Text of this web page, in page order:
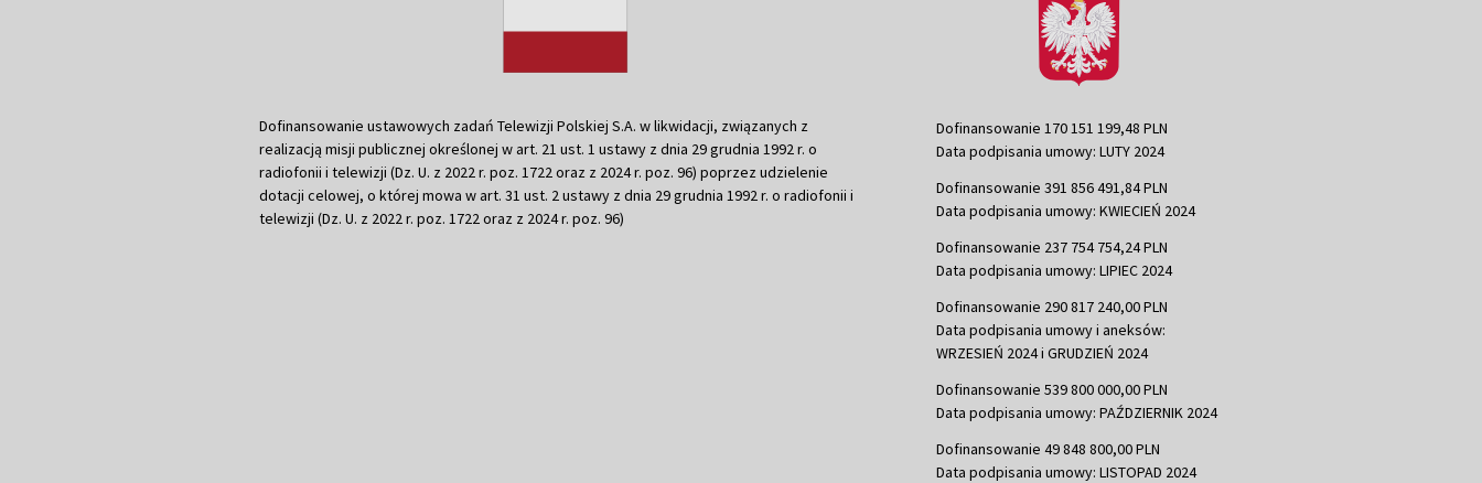
Dofinansowanie ustawowych zadań Telewizji Polskiej S.A. w likwidacji, związanych z
realizacją misji publicznej określonej w art. 21 ust. 1 ustawy z dnia 29 grudnia 1992 r. o
radiofonii i telewizji (Dz. U. z 2022 r. poz. 1722 oraz z 2024 r. poz. 96) poprzez udzielenie
dotacji celowej, o której mowa w art. 31 ust. 2 ustawy z dnia 29 grudnia 1992 r. o radiofonii i
telewizji (Dz. U. z 2022 r. poz. 1722 oraz z 2024 r. poz. 96)
Dofinansowanie 170 151 199,48 PLN
Data podpisania umowy: LUTY 2024
Dofinansowanie 391 856 491,84 PLN
Data podpisania umowy: KWIECIEŃ 2024
Dofinansowanie 237 754 754,24 PLN
Data podpisania umowy: LIPIEC 2024
Dofinansowanie 290 817 240,00 PLN
Data podpisania umowy i aneksów:
WRZESIEŃ 2024 i GRUDZIEŃ 2024
Dofinansowanie 539 800 000,00 PLN
Data podpisania umowy: PAŹDZIERNIK 2024
Dofinansowanie 49 848 800,00 PLN
Data podpisania umowy: LISTOPAD 2024